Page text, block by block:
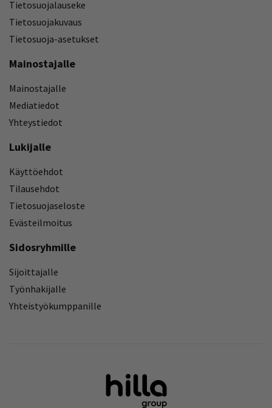
Tietosuojalauseke
Tietosuojakuvaus
Tietosuoja-asetukset
Mainostajalle
Mainostajalle
Mediatiedot
Yhteystiedot
Lukijalle
Käyttöehdot
Tilausehdot
Tietosuojaseloste
Evästeilmoitus
Sidosryhmille
Sijoittajalle
Työnhakijalle
Yhteistyökumppanille